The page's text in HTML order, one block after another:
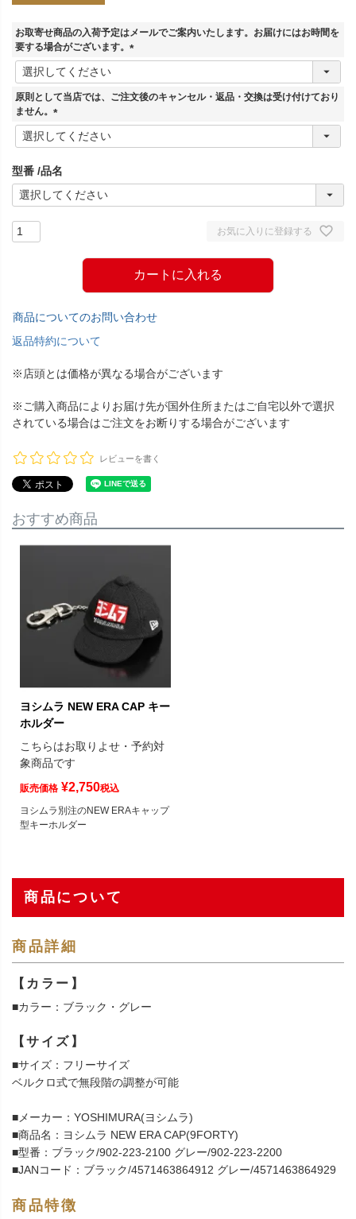
お取寄せ商品の入荷予定はメールでご案内いたします。お届けにはお時間を
要する場合がございます。
(
須
原則として当店では、ご注文後のキャンセル・返品・交換は受け付けており
ません。
(
必
)
型番 品名
お気に入りに登録する
カートに入れる
商品についてのお問い合わせ
返品特約について
※店頭とは価格が異なる場合がございます
※ご購入商品によりお届け先が国外住所またはご自宅以外で選択
されている場合はご注文をお断りする場合がございます
レビューを書く
おすすめ商品
ヨシムラ NEW ERA CAP キー
ホルダー
こちらはお取りよせ・予約対
象商品です
販売価格 ¥2,750税込
ヨシムラ別注のNEW ERAキャップ
型キーホルダー
商品について
商品詳細
【カラー】
■カラー：ブラック・グレー
【サイズ】
■サイズ：フリーサイズ
ベルクロ式で無段階の調整が可能
■メーカー：YOSHIMURA(ヨシムラ)
■商品名：ヨシムラ NEW ERA CAP(9FORTY)
■型番：ブラック/902-223-2100 グレー/902-223-2200
■JANコード：ブラック/4571463864912 グレー/4571463864929
商品特徴